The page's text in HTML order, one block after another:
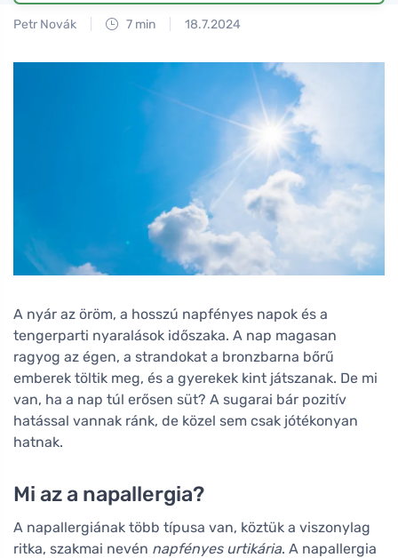
Petr Novák 7 min 18.7.2024
A nyár az öröm, a hosszú napfényes napok és a
tengerparti nyaralások időszaka. A nap magasan
ragyog az égen, a strandokat a bronzbarna bőrű
emberek töltik meg, és a gyerekek kint játszanak. De mi
van, ha a nap túl erősen süt? A sugarai bár pozitív
hatással vannak ránk, de közel sem csak jótékonyan
hatnak.
Mi az a napallergia?
A napallergiának több típusa van, köztük a viszonylag
ritka, szakmai nevén napfényes urtikária. A napallergia